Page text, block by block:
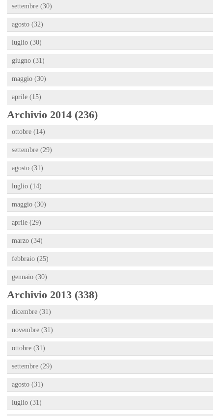
settembre (30)
agosto (32)
luglio (30)
giugno (31)
maggio (30)
aprile (15)
Archivio 2014 (236)
ottobre (14)
settembre (29)
agosto (31)
luglio (14)
maggio (30)
aprile (29)
marzo (34)
febbraio (25)
gennaio (30)
Archivio 2013 (338)
dicembre (31)
novembre (31)
ottobre (31)
settembre (29)
agosto (31)
luglio (31)